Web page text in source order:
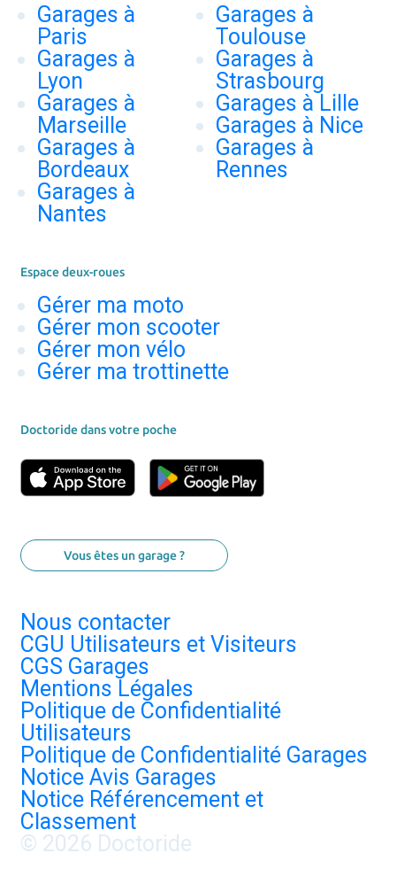
Garages à
Paris
Garages à
Lyon
Garages à
Marseille
Garages à
Bordeaux
Garages à
Nantes
Garages à
Toulouse
Garages à
Strasbourg
Garages à Lille
Garages à Nice
Garages à
Rennes
Espace deux-roues
Gérer ma moto
Gérer mon scooter
Gérer mon vélo
Gérer ma trottinette
Doctoride dans votre poche
Vous êtes un garage ?
Nous contacter
CGU Utilisateurs et Visiteurs
CGS Garages
Mentions Légales
Politique de Confidentialité
Utilisateurs
Politique de Confidentialité Garages
Notice Avis Garages
Notice Référencement et
Classement
© 2026 Doctoride